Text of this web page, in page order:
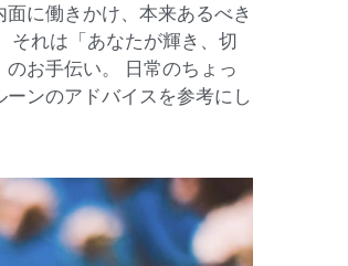
,二十四節気,ルーン
面に働きかけ、本来あるべき
それは「あなたが輝き、切
ーンのアドバイスを参考にし